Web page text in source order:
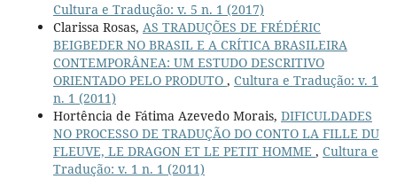
Cultura e Tradução: v. 5 n. 1 (2017)
Clarissa Rosas, AS TRADUÇÕES DE FRÉDÉRIC
BEIGBEDER NO BRASIL E A CRÍTICA BRASILEIRA
CONTEMPORÂNEA: UM ESTUDO DESCRITIVO
ORIENTADO PELO PRODUTO , Cultura e Tradução: v. 1
n. 1 (2011)
Hortência de Fátima Azevedo Morais, DIFICULDADES
NO PROCESSO DE TRADUÇÃO DO CONTO LA FILLE DU
FLEUVE, LE DRAGON ET LE PETIT HOMME , Cultura e
Tradução: v. 1 n. 1 (2011)